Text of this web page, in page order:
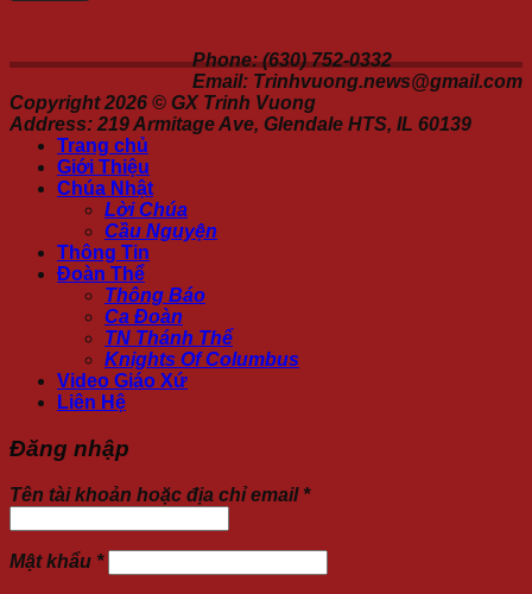
Phone: (630) 752-0332
Email: Trinhvuong.news@gmail.com
Copyright 2026 © GX Trinh Vuong
Address: 219 Armitage Ave, Glendale HTS, IL 60139
Trang chủ
Giới Thiệu
Chúa Nhật
Lời Chúa
Cầu Nguyện
Thông Tin
Đoàn Thể
Thông Báo
Ca Đoàn
TN Thánh Thể
Knights Of Columbus
Video Giáo Xứ
Liên Hệ
Đăng nhập
Tên tài khoản hoặc địa chỉ email *
Mật khẩu *